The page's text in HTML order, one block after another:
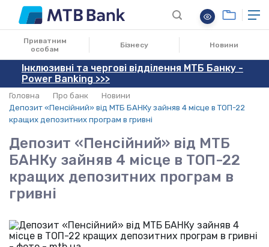
Приватним
особам
Бізнесу Новини
Інклюзивні та чергові відділення МТБ Банку -
Power Banking >>>
Головна Про банк
Новини
Депозит «Пенсійний» від МТБ БАНКу зайняв 4 місце в ТОП-22
кращих депозитних програм в гривні
Депозит «Пенсійний» від МТБ
БАНКу зайняв 4 місце в ТОП-22
кращих депозитних програм в
гривні
24.03.2021